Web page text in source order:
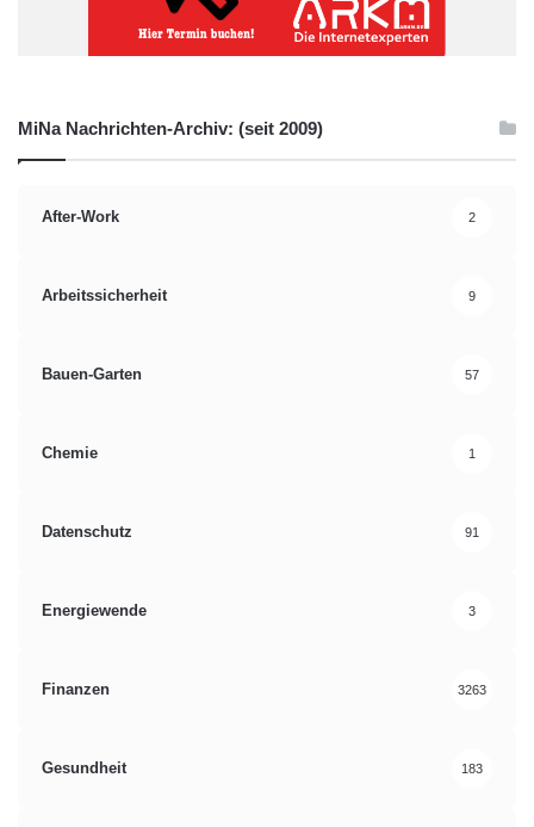
MiNa Nachrichten-Archiv: (seit 2009)
After-Work 2
Arbeitssicherheit 9
Bauen-Garten 57
Chemie 1
Datenschutz 91
Energiewende 3
Finanzen 3263
Gesundheit 183